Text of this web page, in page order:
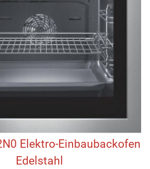
Elektro-Einbaubackofen
Edelstahl